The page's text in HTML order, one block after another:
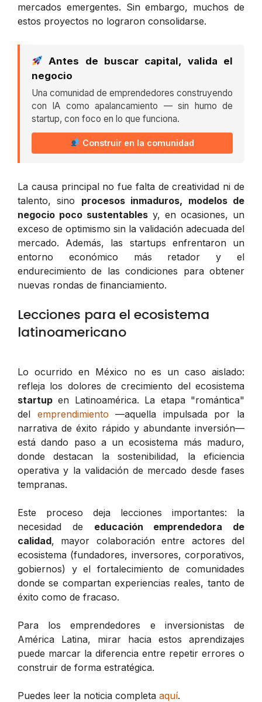
mercados emergentes. Sin embargo, muchos de
estos proyectos no lograron consolidarse.
Antes de buscar capital, valida el
negocio
Una comunidad de emprendedores construyendo
con IA como apalancamiento — sin humo de
startup, con foco en lo que funciona.
Construir en la comunidad
La causa principal no fue falta de creatividad ni de
talento, sino procesos inmaduros, modelos de
negocio poco sustentables y, en ocasiones, un
exceso de optimismo sin la validación adecuada del
mercado. Además, las startups enfrentaron un
entorno económico más retador y el
endurecimiento de las condiciones para obtener
nuevas rondas de financiamiento.
Lecciones para el ecosistema
latinoamericano
Lo ocurrido en México no es un caso aislado:
refleja los dolores de crecimiento del ecosistema
startup en Latinoamérica. La etapa "romántica"
del emprendimiento —aquella impulsada por la
narrativa de éxito rápido y abundante inversión—
está dando paso a un ecosistema más maduro,
donde destacan la sostenibilidad, la eficiencia
operativa y la validación de mercado desde fases
tempranas.
Este proceso deja lecciones importantes: la
necesidad de educación emprendedora de
calidad, mayor colaboración entre actores del
ecosistema (fundadores, inversores, corporativos,
gobiernos) y el fortalecimiento de comunidades
donde se compartan experiencias reales, tanto de
éxito como de fracaso.
Para los emprendedores e inversionistas de
América Latina, mirar hacia estos aprendizajes
puede marcar la diferencia entre repetir errores o
construir de forma estratégica.
Puedes leer la noticia completa aquí.